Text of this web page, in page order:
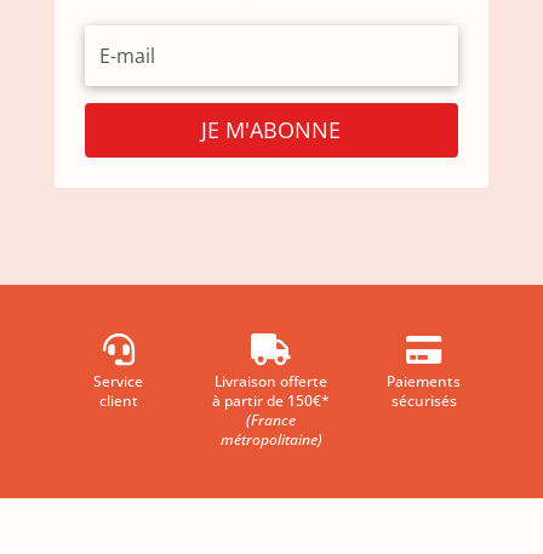
JE M'ABONNE

Service
client

Livraison offerte
à partir de 150€*
(France
métropolitaine)

Paiements
sécurisés